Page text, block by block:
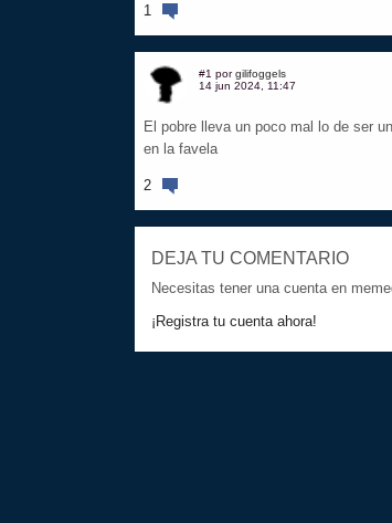
1
#1 porgilifoggels
14 jun 2024, 11:47
El pobre lleva un poco mal lo de ser
en la favela
2
DEJA TU COMENTARIO
Necesitas tener una cuenta en
¡Registra tu cuenta ahora!